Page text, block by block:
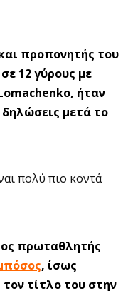
προπονητής του
12 γύρους με
ήταν
μετά το
πολύ πιο κοντά
πρωταθλητής
, ίσως
τίτλο του στην